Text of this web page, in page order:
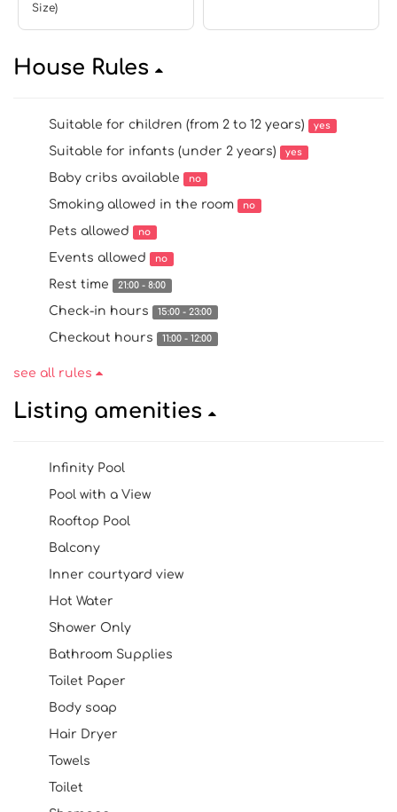
Size)
House Rules
Suitable for children (from 2 to 12 years) yes
Suitable for infants (under 2 years) yes
Baby cribs available no
Smoking allowed in the room no
Pets allowed no
Events allowed no
Rest time 21:00 - 8:00
Check-in hours 15:00 - 23:00
Checkout hours 11:00 - 12:00
see all rules
Listing amenities
Infinity Pool
Pool with a View
Rooftop Pool
Balcony
Inner courtyard view
Hot Water
Shower Only
Bathroom Supplies
Toilet Paper
Body soap
Hair Dryer
Towels
Toilet